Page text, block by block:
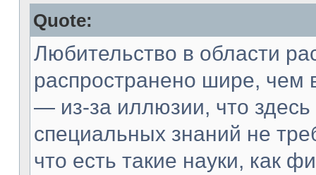
Quote:
Любительство в области
распространено шире, чем
— из-за иллюзии, что здесь
специальных знаний не
что есть такие науки, как